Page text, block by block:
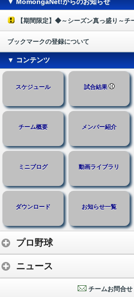
【期間限定】◆～シーズン真っ盛り～
ブックマークの登録について
▼ コンテンツ
スケジュール 試合結果
チーム概要 メンバー紹介
ミニブログ 動画ライブラリ
ダウンロード お知らせ一覧
プロ野球
ニュース
チームお問合せ